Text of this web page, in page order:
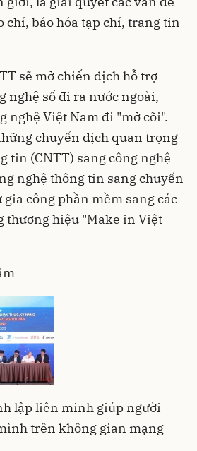
chí, báo hóa tạp chí, trang tin
sẽ mở chiến dịch hỗ trợ
nghệ số đi ra nước ngoài,
nghệ Việt Nam đi "mở cõi".
chuyển dịch quan trọng
tin (CNTT) sang công nghệ
nghệ thông tin sang chuyển
gia công phần mềm sang các
thương hiệu "Make in Việt
lập liên minh giúp người
trên không gian mạng